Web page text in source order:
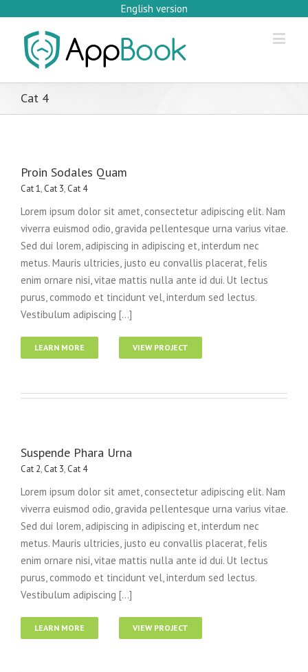
English version
Cat 4
Proin Sodales Quam
Cat 1, Cat 3, Cat 4
Lorem ipsum dolor sit amet, consectetur adipiscing elit. Nam
viverra euismod odio, gravida pellentesque urna varius vitae.
Sed dui lorem, adipiscing in adipiscing et, interdum nec
metus. Mauris ultricies, justo eu convallis placerat, felis
enim ornare nisi, vitae mattis nulla ante id dui. Ut lectus
purus, commodo et tincidunt vel, interdum sed lectus.
Vestibulum adipiscing [...]
LEARN MORE VIEW PROJECT
Suspende Phara Urna
Cat 2, Cat 3, Cat 4
Lorem ipsum dolor sit amet, consectetur adipiscing elit. Nam
viverra euismod odio, gravida pellentesque urna varius vitae.
Sed dui lorem, adipiscing in adipiscing et, interdum nec
metus. Mauris ultricies, justo eu convallis placerat, felis
enim ornare nisi, vitae mattis nulla ante id dui. Ut lectus
purus, commodo et tincidunt vel, interdum sed lectus.
Vestibulum adipiscing [...]
LEARN MORE VIEW PROJECT